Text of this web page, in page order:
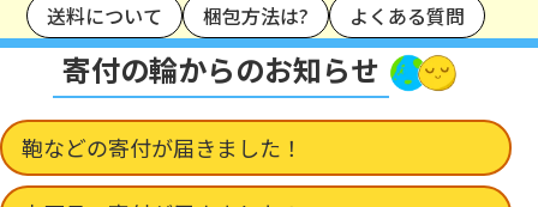
送料について 梱包方法は? よくある質問
寄付の輪からのお知らせ
鞄などの寄付が届きました！